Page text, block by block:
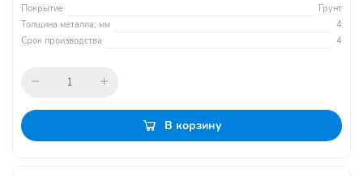
Покрытие
Грунт
Толщина металла, мм
4
Срок производства
4
В корзину